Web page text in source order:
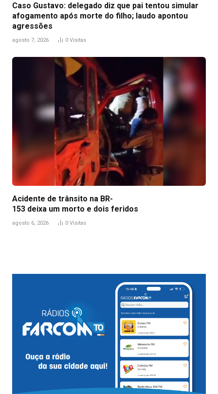
Caso Gustavo: delegado diz que pai tentou simular
afogamento após morte do filho; laudo apontou
agressões
agosto 7, 2026 0 Visitas
Acidente de trânsito na BR-
153 deixa um morto e dois feridos
agosto 6, 2026 0 Visitas